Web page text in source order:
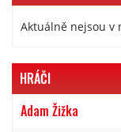
Aktuálně nejsou v
HRÁČI
Adam Žižka